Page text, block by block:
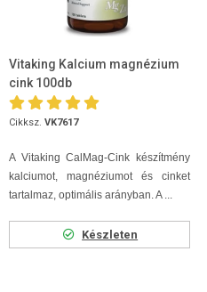
Vitaking Kalcium magnézium
cink 100db
Cikksz. VK7617
A Vitaking CalMag-Cink készítmény
kalciumot, magnéziumot és cinket
tartalmaz, optimális arányban. A ...
Készleten